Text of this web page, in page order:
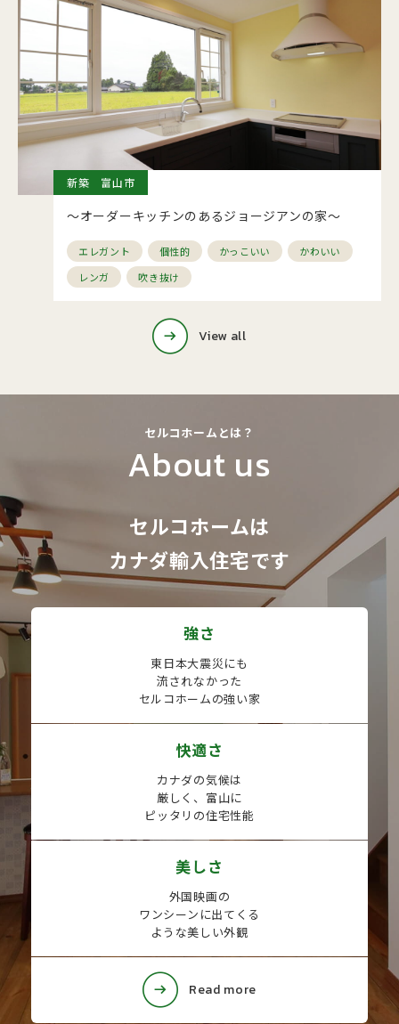
新築 富山市
～オーダーキッチンのあるジョージアンの家～
エレガント 個性的 かっこいい
かわいい
レンガ
吹き抜け
View all
セルコホームとは？
About us
セルコホームは
カナダ輸⼊住宅です
強さ
東⽇本⼤震災にも
流されなかった
セルコホームの強い家
快適さ
カナダの気候は
厳しく、富⼭に
ピッタリの住宅性能
美しさ
外国映画の
ワンシーンに出てくる
ような美しい外観
Read more